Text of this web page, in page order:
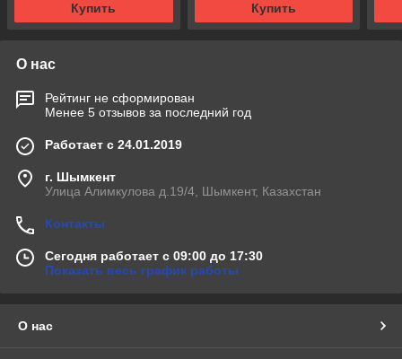
Купить Купить
О нас
Рейтинг не сформирован
Менее 5 отзывов за последний год
Работает с 24.01.2019
г. Шымкент
Улица Алимкулова д.19/4, Шымкент, Казахстан
Контакты
Сегодня работает с 09:00 до 17:30
Показать весь график работы
О нас